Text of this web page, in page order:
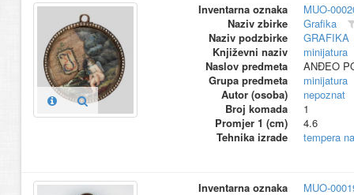
Inventarna oznaka
MUO-
Naziv zbirke
Grafika
Naziv podzbirke
GRAFIKA
Književni naziv
minijatura
Naslov predmeta
ANĐEO
Grupa predmeta
minijatura
Autor (osoba)
nepoznat
Broj komada
1
Promjer 1 (cm)
4.6
Tehnika izrade
tempera
Inventarna oznaka
MUO-